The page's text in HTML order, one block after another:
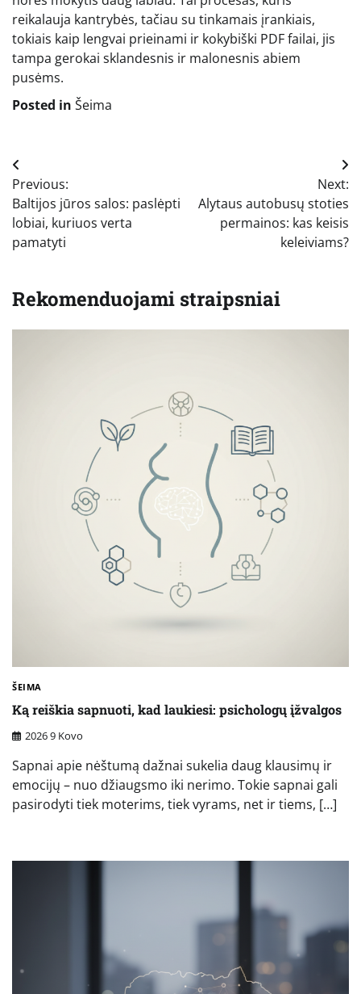
reikalauja kantrybės, tačiau su tinkamais įrankiais,
tokiais kaip lengvai prieinami ir kokybiški PDF failai, jis
tampa gerokai sklandesnis ir malonesnis abiem
pusėms.
Posted in Šeima
Navigacija
tarp
įrašų
Previous:
Baltijos jūros salos: paslėpti
lobiai, kuriuos verta
pamatyti
Next:
Alytaus autobusų stoties
permainos: kas keisis
keleiviams?
Rekomenduojami straipsniai
ŠEIMA
Ką reiškia sapnuoti, kad laukiesi: psichologų įžvalgos
2026 9 Kovo
Sapnai apie nėštumą dažnai sukelia daug klausimų ir
emocijų – nuo džiaugsmo iki nerimo. Tokie sapnai gali
pasirodyti tiek moterims, tiek vyrams, net ir tiems, […]